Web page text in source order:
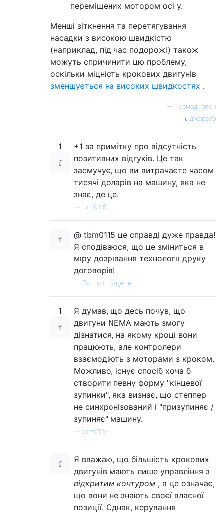
переміщених мотором осі y.
Менші зіткнення та перетягування
насадки з високою швидкістю
(наприклад, під час подорожі) також
можуть спричинити цю проблему,
оскільки міцність крокових двигунів
зменшується на високих швидкостях .
— Тормод Гоген
джерело
1
+1 за примітку про відсутність
позитивних відгуків. Це так
засмучує, що ви витрачаєте часом
тисячі доларів на машину, яка не
знає, де це.
tbm0115
@ tbm0115 це справді дуже правда!
Я сподіваюся, що це зміниться в
міру дозрівання технології друку
договорів!
— Tormod Haugene
1
Я думав, що десь почув, що
двигуни NEMA мають змогу
дізнатися, на якому кроці вони
працюють, але контролери
взаємодіють з моторами з кроком.
Можливо, існує спосіб хоча б
створити певну форму "кінцевої
зупинки", яка визнає, що степпер
не синхронізований і "призупиняє /
зупиняє" машину.
tbm0115
Я вважаю, що більшість крокових
двигунів мають лише управління з
відкритим контуром , а це означає,
що вони не знають своєї власної
позиції. Однак, керування